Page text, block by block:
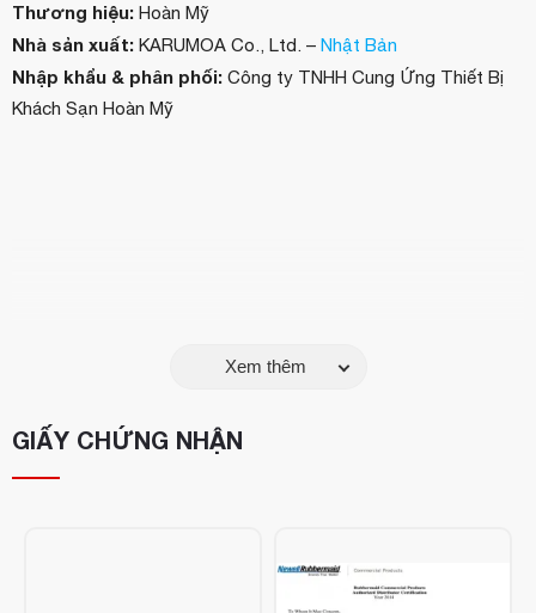
Thương hiệu: Hoàn Mỹ
Nhà sản xuất: KARUMOA Co., Ltd. – Nhật Bản
Nhập khẩu & phân phối: Công ty TNHH Cung Ứng Thiết Bị
Khách Sạn Hoàn Mỹ
Xem thêm
GIẤY CHỨNG NHẬN